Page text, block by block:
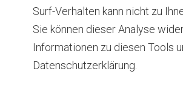
Surf-Verhalten kann nicht zu
Sie können dieser Analyse
Informationen zu diesen Tools
Datenschutzerklärung.